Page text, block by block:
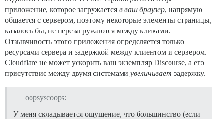
приложение, которое загружается в ваш браузер, напрямую
общается с сервером, поэтому некоторые элементы страницы,
казалось бы, не перезагружаются между кликами.
Отзывчивость этого приложения определяется только
ресурсами сервера и задержкой между клиентом и сервером.
Cloudflare не может ускорить ваш экземпляр Discourse, а его
присутствие между двумя системами увеличивает задержку.
oopsyscoops:
У меня складывается ощущение, что большинство (если